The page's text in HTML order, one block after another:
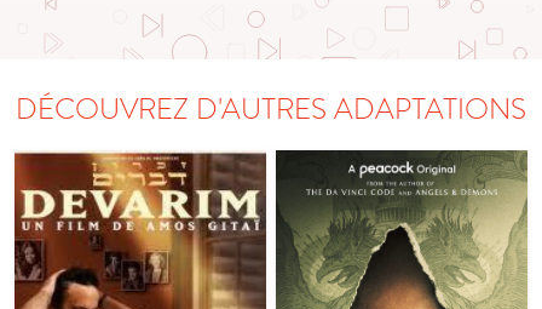
DÉCOUVREZ D'AUTRES ADAPTATIONS